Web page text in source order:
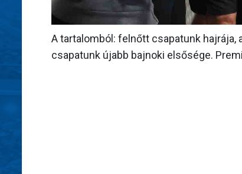
A tartalomból: felnőtt csapatunk
csapatunk újabb bajnoki elsősége.